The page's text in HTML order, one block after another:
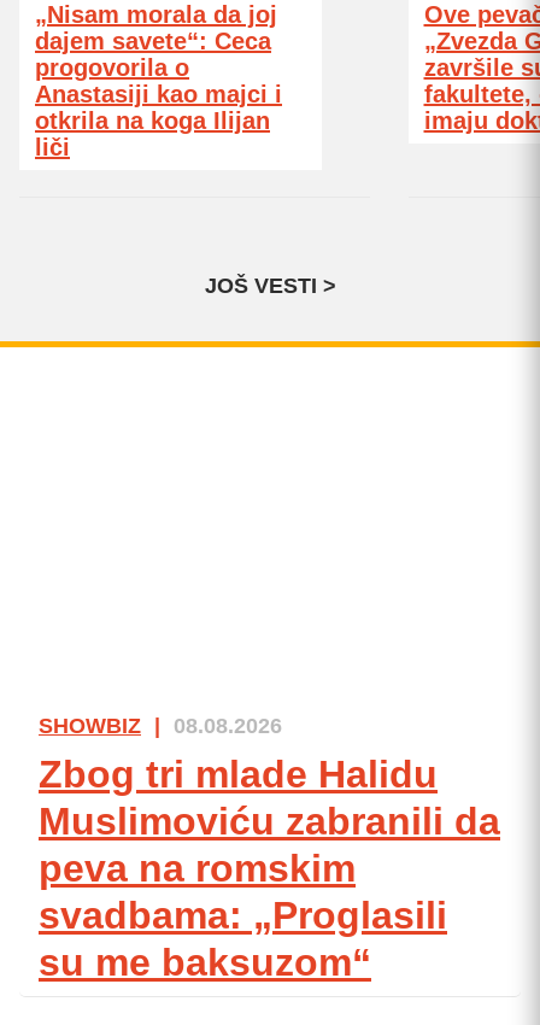
„Nisam morala da joj
dajem savete“: Ceca
progovorila o
Anastasiji kao majci i
otkrila na koga Ilijan
liči
Ove
„Zvezda
završile
fakultete,
imaju
JOŠ VESTI >
SHOWBIZ 08.08.2026
Zbog tri mlade Halidu
Muslimoviću zabranili da
peva na romskim
svadbama: „Proglasili
su me baksuzom“